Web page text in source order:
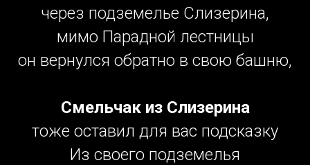
через подземелье Слизерина,
мимо Парадной лестницы
он вернулся обратно в свою башню,
Смельчак из Слизерина
тоже оставил для вас подсказку
Из своего подземелья